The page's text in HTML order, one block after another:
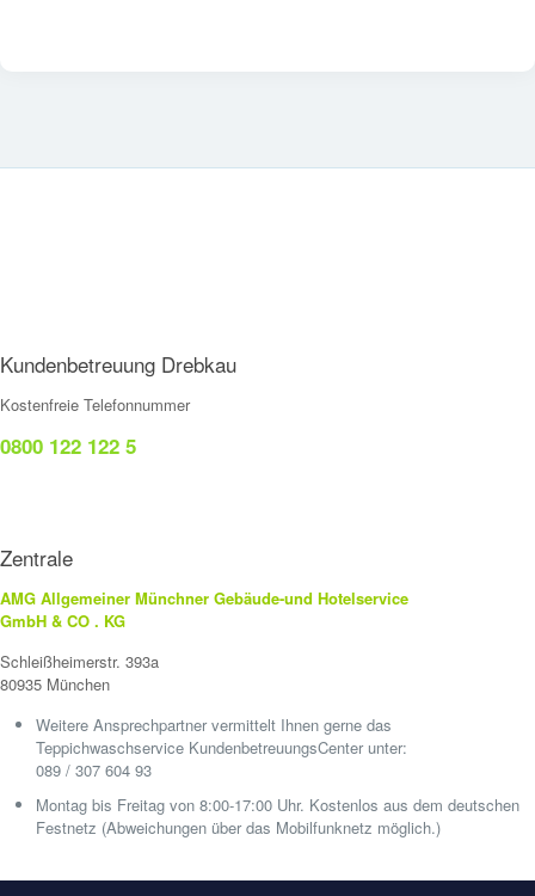
Kundenbetreuung Drebkau
Kostenfreie Telefonnummer
0800 122 122 5
Zentrale
AMG Allgemeiner Münchner Gebäude-und Hotelservice
GmbH & CO . KG
Schleißheimerstr. 393a
80935 München
Weitere Ansprechpartner vermittelt Ihnen gerne das
Teppichwaschservice KundenbetreuungsCenter unter:
089 / 307 604 93
Montag bis Freitag von 8:00-17:00 Uhr. Kostenlos aus dem deutschen
Festnetz (Abweichungen über das Mobilfunknetz möglich.)